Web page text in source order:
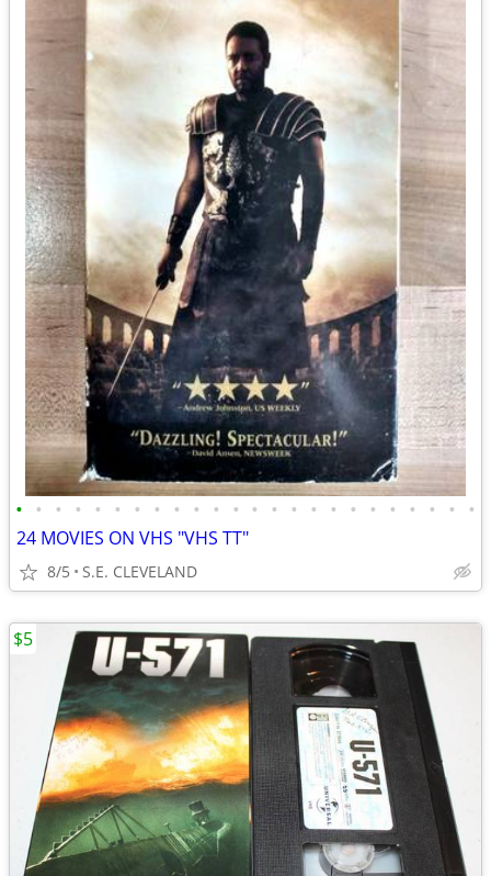
• • • • • • • • • • • • • • • • • • • • • • • •
24 MOVIES ON VHS "VHS TT"
8/5 S.E. CLEVELAND
$5